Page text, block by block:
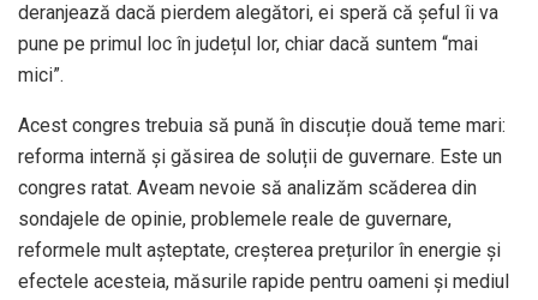
deranjează dacă pierdem alegători, ei speră că șeful îi va
pune pe primul loc în județul lor, chiar dacă suntem “mai
mici”.
Acest congres trebuia să pună în discuție două teme mari:
reforma internă și găsirea de soluții de guvernare. Este un
congres ratat. Aveam nevoie să analizăm scăderea din
sondajele de opinie, problemele reale de guvernare,
reformele mult așteptate, creșterea prețurilor în energie și
efectele acesteia, măsurile rapide pentru oameni și mediul